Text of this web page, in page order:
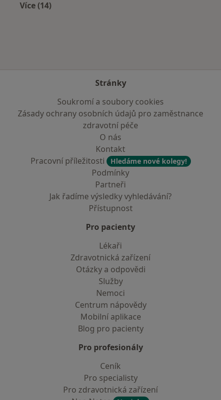
Více (14)
Stránky
Soukromí a soubory cookies
Zásady ochrany osobních údajů pro zaměstnance
zdravotní péče
O nás
Kontakt
Pracovní příležitosti
Hledáme nové kolegy!
Podmínky
Partneři
Jak řadíme výsledky vyhledávání?
Přístupnost
Pro pacienty
Lékaři
Zdravotnická zařízení
Otázky a odpovědi
Služby
Nemoci
Centrum nápovědy
Mobilní aplikace
Blog pro pacienty
Pro profesionály
Ceník
Pro specialisty
Pro zdravotnická zařízení